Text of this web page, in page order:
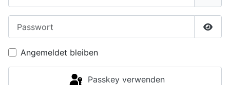
Angemeldet bleiben
Passkey verwenden